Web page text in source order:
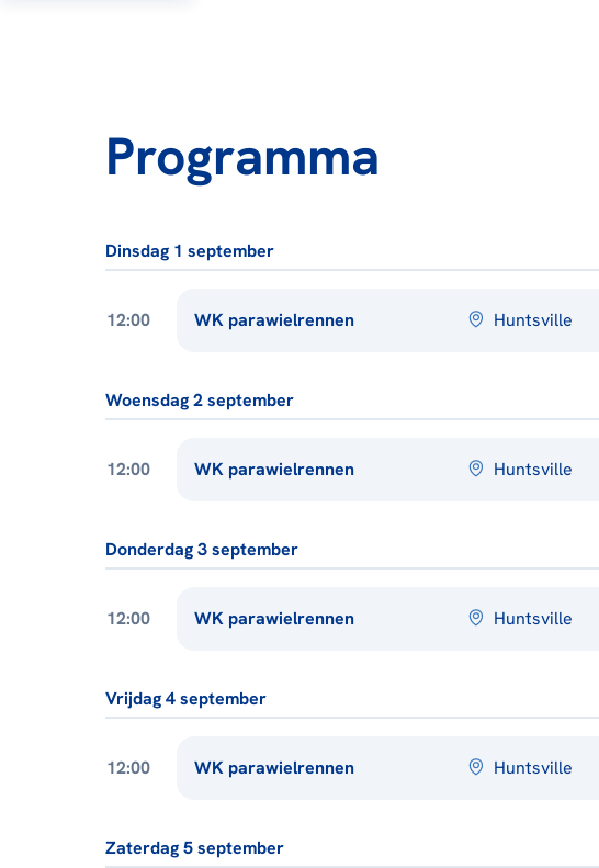
Programma
Dinsdag 1 september
12:00 WK parawielrennen Huntsville
Woensdag 2 september
12:00 WK parawielrennen Huntsville
Donderdag 3 september
12:00 WK parawielrennen Huntsville
Vrijdag 4 september
12:00 WK parawielrennen Huntsville
Zaterdag 5 september